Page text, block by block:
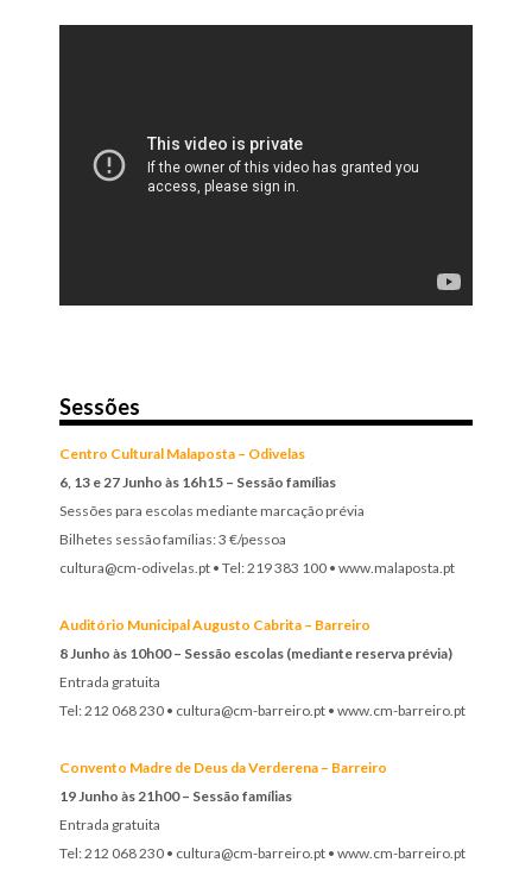
Sessões
Centro Cultural Malaposta – Odivelas
6, 13 e 27 Junho às 16h15 – Sessão famílias
Sessões para escolas mediante marcação prévia
Bilhetes sessão famílias: 3 €/pessoa
cultura@cm-odivelas.pt • Tel: 219 383 100 • www.malaposta.pt
Auditório Municipal Augusto Cabrita – Barreiro
8 Junho às 10h00 – Sessão escolas (mediante reserva prévia)
Entrada gratuita
Tel: 212 068 230 • cultura@cm-barreiro.pt • www.cm-barreiro.pt
Convento Madre de Deus da Verderena – Barreiro
19 Junho às 21h00 – Sessão famílias
Entrada gratuita
Tel: 212 068 230 • cultura@cm-barreiro.pt • www.cm-barreiro.pt